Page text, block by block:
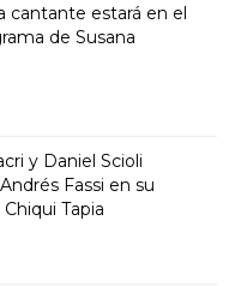
cantante estará en el
de Susana
y Daniel Scioli
Fassi en su
Tapia